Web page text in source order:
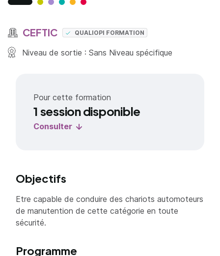
CEFTIC QUALIOPI FORMATION
Niveau de sortie : Sans Niveau spécifique
Pour cette formation
1 session disponible
Consulter
Objectifs
Etre capable de conduire des chariots automoteurs
de manutention de cette catégorie en toute
sécurité.
Programme